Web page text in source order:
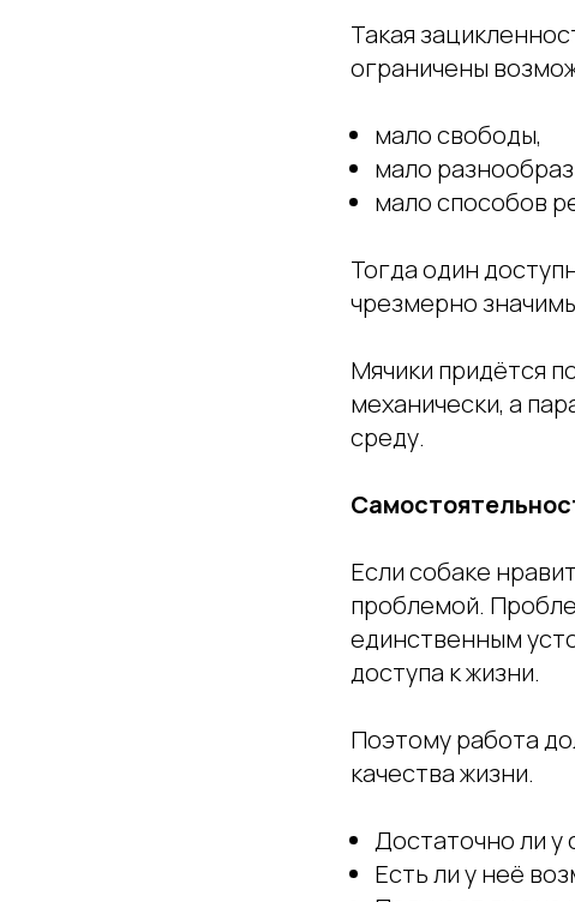
Такая
ограничены
мало свободы,
мало
мало способов
Тогда один
чрезмерно
Мячики придётся
механически, а
среду.
Если собаке
проблемой.
единственным
доступа к жизни.
Поэтому работа
качества жизни.
Достаточно ли у
Есть ли у неё